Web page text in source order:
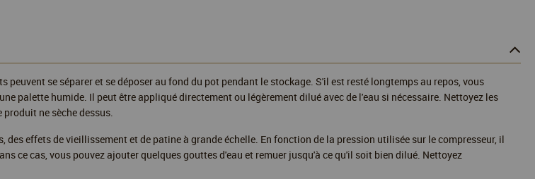
se séparer et se déposer au fond du pot pendant le stockage. S'il est resté longtemps au repos, vous
palette humide. Il peut être appliqué directement ou légèrement dilué avec de l'eau si nécessaire. Nettoyez les
ne sèche dessus.
effets de vieillissement et de patine à grande échelle. En fonction de la pression utilisée sur le compresseur, il
ce cas, vous pouvez ajouter quelques gouttes d'eau et remuer jusqu'à ce qu'il soit bien dilué. Nettoyez